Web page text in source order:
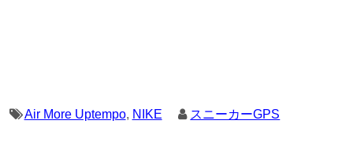
Air More Uptempo, NIKE スニーカーGPS